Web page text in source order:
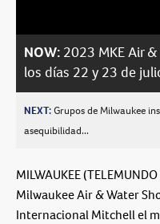
NOW: 2023 MKE Air
los días 22 y 23 de
NEXT:Grupos de Milwaukee
asequibilidad...
MILWAUKEE
Milwaukee Air & Water
Internacional Mitchell el